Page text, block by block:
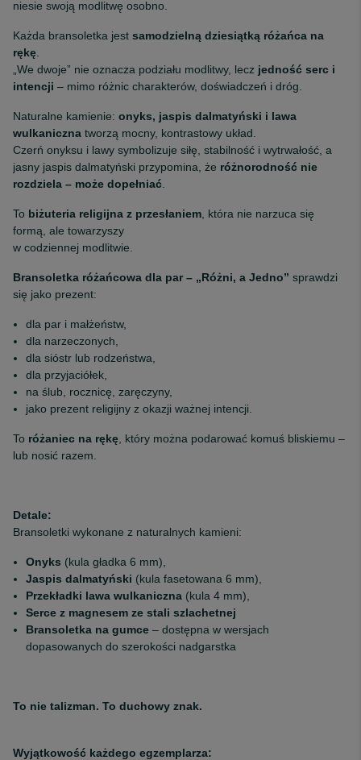
niesie swoją modlitwę osobno.
Każda bransoletka jest samodzielną dziesiątką różańca na
rękę
„We dwoje” nie oznacza podziału modlitwy, lecz jedność serc i
intencji – mimo różnic charakterów, doświadczeń i dróg.
Naturalne kamienie: onyks, jaspis dalmatyński i lawa
wulkaniczna tworzą mocny, kontrastowy układ.
Czerń onyksu i lawy symbolizuje siłę, stabilność i wytrwałość, a
jasny jaspis dalmatyński przypomina, że różnorodność nie
rozdziela – może dopełniać
To biżuteria religijna z przesłaniem , która nie narzuca się
formą, ale towarzyszy
w codziennej modlitwie.
Bransoletka różańcowa dla par – „Różni, a Jedno” sprawdzi
się jako prezent:
dla par i małżeństw,
dla narzeczonych,
dla sióstr lub rodzeństwa,
dla przyjaciółek,
na ślub, rocznicę, zaręczyny,
jako prezent religijny z okazji ważnej intencji.
To różaniec na rękę , który można podarować komuś bliskiemu –
lub nosić razem.
Detale:
Bransoletki wykonane z naturalnych kamieni:
Onyks (kula gładka 6 mm),
Jaspis dalmatyński (kula fasetowana 6 mm),
Przekładki lawa wulkaniczna (kula 4 mm),
Serce z magnesem ze stali szlachetnej
Bransoletka na gumce – dostępna w wersjach
dopasowanych do szerokości nadgarstka
To nie talizman. To duchowy znak.
Wyjątkowość każdego egzemplarza: